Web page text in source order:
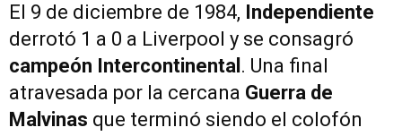
El 9 de diciembre de 1984, Independiente
derrotó 1 a 0 a Liverpool y se consagró
campeón Intercontinental . Una final
atravesada por la cercana Guerra de
Malvinas que terminó siendo el colofón